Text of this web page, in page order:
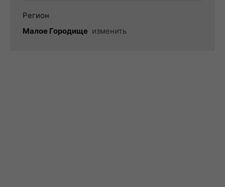
Регион
Малое Городище изменить